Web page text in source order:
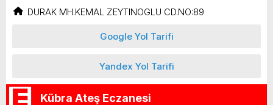
DURAK MH.KEMAL ZEYTINOGLU CD.NO:89
Google Yol Tarifi
Yandex Yol Tarifi
Kübra Ateş Eczanesi